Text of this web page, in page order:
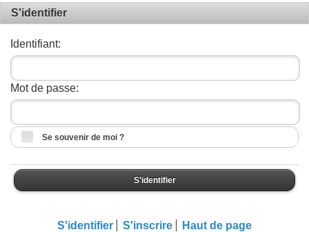
S'identifier
Identifiant:
Mot de passe:
Se souvenir de moi ?
S'identifier
S'identifier S'inscrire Haut de page